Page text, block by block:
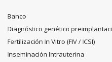
Banco
Diagnóstico genético
Fertilización In Vitro (FIV / ICSI)
Inseminación Intrauterina